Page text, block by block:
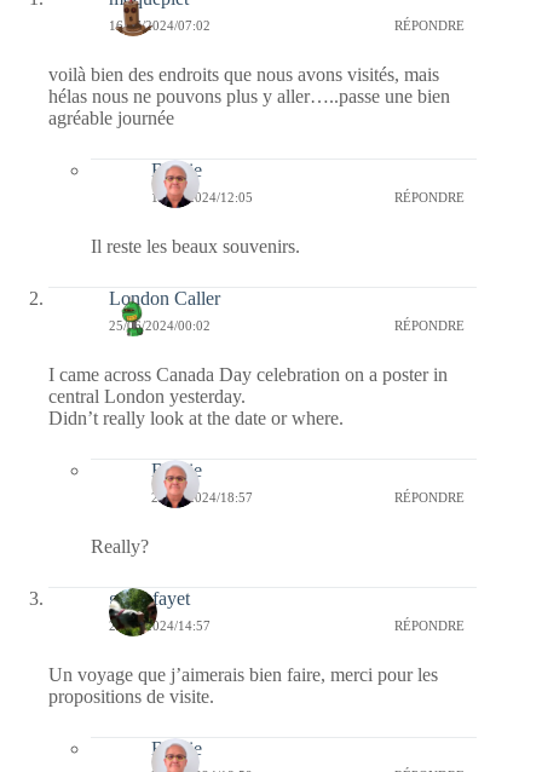
16/07/2024/07:02 RÉPONDRE
voilà bien des endroits que nous avons visités, mais
hélas nous ne pouvons plus y aller…..passe une bien
agréable journée
Bernie
18/07/2024/12:05 RÉPONDRE
Il reste les beaux souvenirs.
London Caller
25/06/2024/00:02 RÉPONDRE
I came across Canada Day celebration on a poster in
central London yesterday.
Didn’t really look at the date or where.
Bernie
26/06/2024/18:57 RÉPONDRE
Really?
giselefayet
24/06/2024/14:57 RÉPONDRE
Un voyage que j’aimerais bien faire, merci pour les
propositions de visite.
Bernie